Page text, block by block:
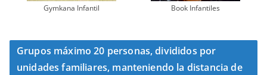
Gymkana Infantil Book Infantiles
Grupos máximo 20 personas, divididos por
unidades familiares, manteniendo la distancia de